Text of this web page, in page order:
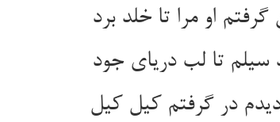
او مرا تا خلد برد
سیلم تا لب دریای جود
در گرفتم کیل کیل